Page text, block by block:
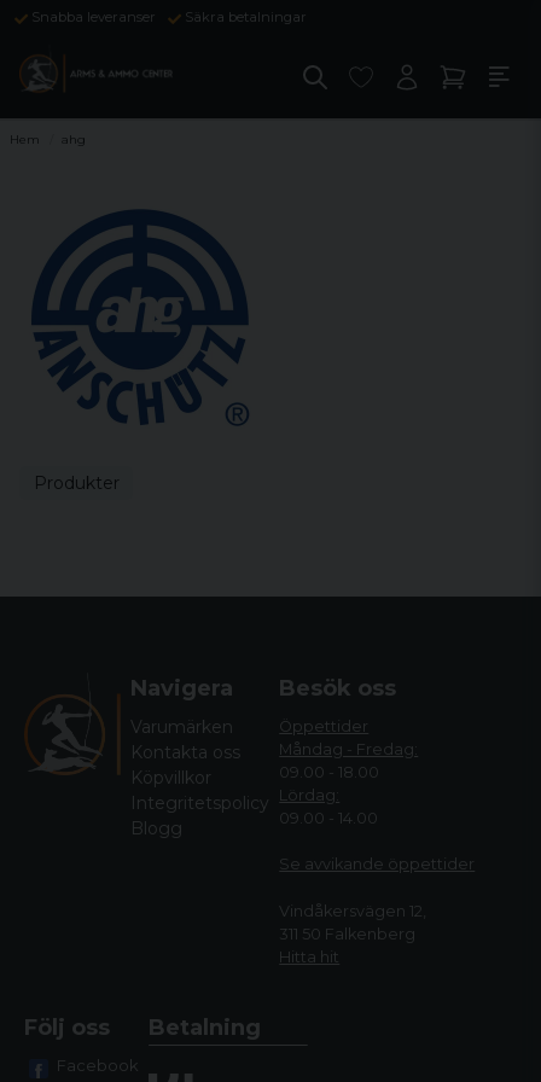
Snabba leveranser Säkra betalningar
Hem ahg
Produkter
Navigera
Varumärken
Kontakta oss
Köpvillkor
Integritetspolicy
Blogg
Besök oss
Öppettider
Måndag - Fredag:
09.00 - 18.00
Lördag:
09.00 - 14.00
Se avvikande öppettider
Vindåkersvägen 12,
311 50 Falkenberg
Hitta hit
Följ oss
Facebook
Betalning